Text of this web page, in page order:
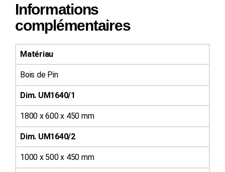
Informations
complémentaires
Matériau
Bois de Pin
Dim. UM1640/1
1800 x 600 x 450 mm
Dim. UM1640/2
1000 x 500 x 450 mm